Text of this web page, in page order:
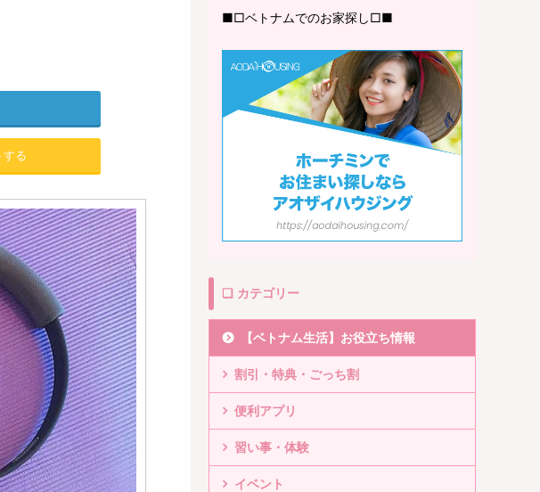
する
■□ベトナムでのお家探し□■
❏ カテゴリー
【ベトナム生活】お役立ち情報
割引・特典・ごっち割
便利アプリ
習い事・体験
イベント